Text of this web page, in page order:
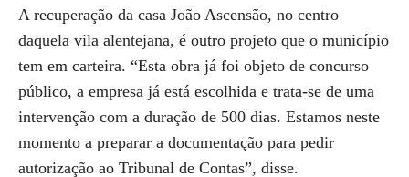
A recuperação da casa João Ascensão, no centro
daquela vila alentejana, é outro projeto que o município
tem em carteira. “Esta obra já foi objeto de concurso
público, a empresa já está escolhida e trata-se de uma
intervenção com a duração de 500 dias. Estamos neste
momento a preparar a documentação para pedir
autorização ao Tribunal de Contas”, disse.